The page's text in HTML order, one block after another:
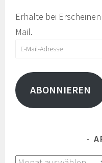
Erhalte bei
Mail.
E-
Adresse
ABONNIEREN